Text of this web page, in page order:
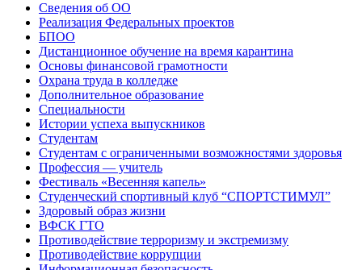
Сведения об ОО
Реализация Федеральных проектов
БПОО
Дистанционное обучение на время карантина
Основы финансовой грамотности
Охрана труда в колледже
Дополнительное образование
Специальности
Истории успеха выпускников
Студентам
Студентам с ограниченными возможностями здоровья
Профессия — учитель
Фестиваль «Весенняя капель»
Студенческий спортивный клуб “СПОРТСТИМУЛ”
Здоровый образ жизни
ВФСК ГТО
Противодействие терроризму и экстремизму
Противодействие коррупции